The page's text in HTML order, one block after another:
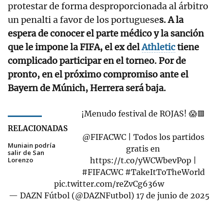
protestar de forma desproporcionada al árbitro
un penalti a favor de los portugueses. A la
espera de conocer el parte médico y la sanción
que le impone la FIFA, el ex delAthletictiene
complicado participar en el torneo. Por de
pronto, en el próximo compromiso ante el
Bayern de Múnich, Herrera será baja.
RELACIONADAS
Muniain podría
salir de San
Lorenzo
¡Menudo festival de ROJAS! 😱🟥
@FIFACWC | Todos los partidos
gratis en
https://t.co/yWCWbevPop|
#FIFACWC #TakeItToTheWorld
pic.twitter.com/reZvCg636w
— DAZN Fútbol (@DAZNFutbol) 17 de junio de 2025